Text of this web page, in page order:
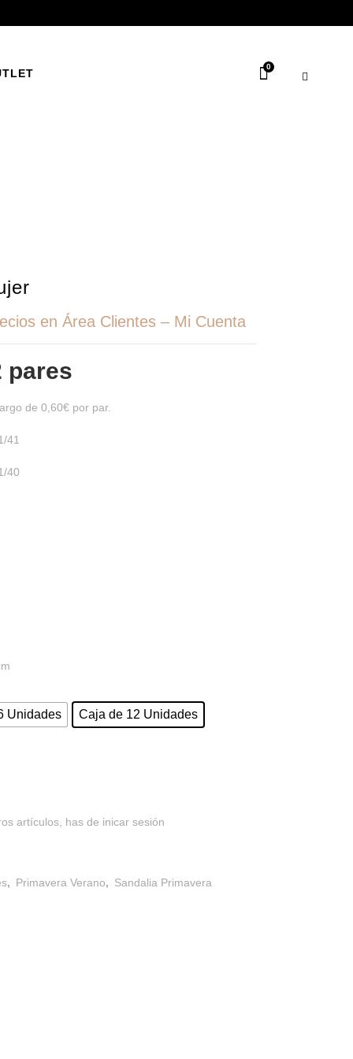
0
en Área Clientes – Mi Cuenta
pares
de 0,60€ por par.
41
40
Unidades Caja de 12 Unidades
artículos, has de inicar sesión
, Primavera Verano, Sandalia Primavera